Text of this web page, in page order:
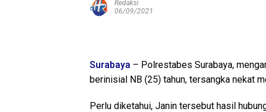
Redaksi
06/09/2021
Surabaya – Polrestabes Surabaya,
berinisial NB (25) tahun, tersangka nekat
Perlu diketahui, Janin tersebut hasil